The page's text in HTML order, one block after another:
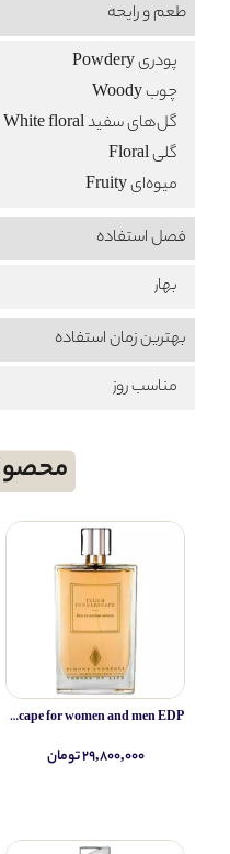
طعم‌ و رایحه
پودری Powdery
چوب Woody
گل‌های سفید White floral
گلی Floral
میوه‌ای Fruity
فصل استفاده
بهار
بهترین زمان استفاده
مناسب روز
Simone Andreoli Tulum Junglescape for women and men EDP
۲۹,۸۰۰,۰۰۰ تومان